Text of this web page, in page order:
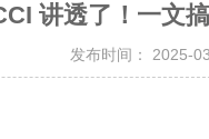
讲透了！一文
发布时间：